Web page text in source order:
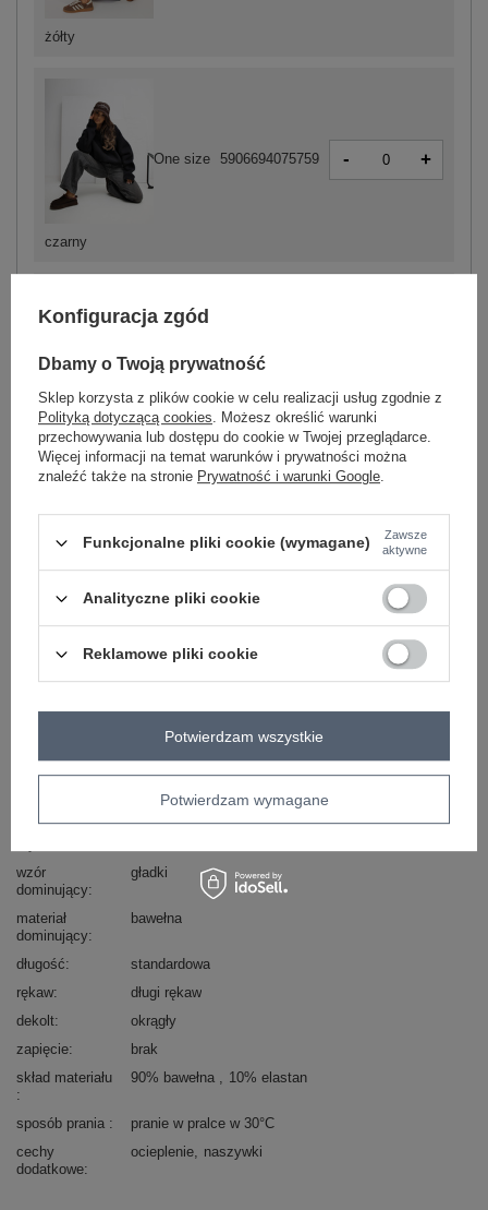
czarny
One size 5906694075759 - +
żółty
jasny niebieski
One size 5906694103407
+48 601 547 740
sposób prania : pranie w pralce w 30°C
wzór
dominujący
gładki
materiał
dominujący
bawełna
długość
standardowa
rękaw
długi rękaw
dekolt
okrągły
zapięcie
brak
skład materiału
90% bawełna 10% elastan
sposób prania
pranie w pralce w 30°C
cechy
dodatkowe
ocieplenie naszywki
Konfiguracja zgód
Dbamy o Twoją prywatność
Sklep korzysta z plików cookie w celu realizacji usług zgodnie z
Polityką dotyczącą cookies. Możesz określić warunki
przechowywania lub dostępu do cookie w Twojej przeglądarce.
Więcej informacji na temat warunków i prywatności można
znaleźć także na stronie Prywatność i warunki Google.
Funkcjonalne pliki cookie (wymagane)
Zawsze
aktywne
Analityczne pliki cookie
Reklamowe pliki cookie
Potwierdzam wymagane
Potwierdzam wszystkie